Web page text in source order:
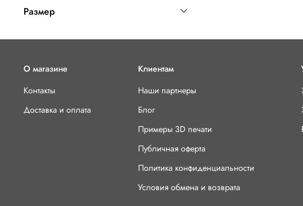
Размер
О магазине
Контакты
Доставка и оплата
Клиентам
Наши партнеры
Блог
Примеры 3D печати
Публичная оферта
Политика конфиденциальности
Условия обмена и возврата